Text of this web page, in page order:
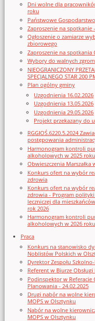
Dni wolne dla
roku
Państwowe
Zaproszenie na spotkanie
Ogłoszenie o zamiarze
zbiorowego
Zaproszenie na spotkania
Wybory do walnych
NIEOGRANICZONY
SPECJALNEGO STAR 200
Plan ogólny gminy
Uzgodnienia 16.02.2026
Uzgodnienia 13.05.2026
Uzgodnienia 29.05.2026
Projekt przekazany do
RGGIOŚ.6220.5.2024
postępowania
Harmonogram kontroli
alkoholowych w 2025
Obwieszczenia
Konkurs ofert na wybór
zdrowia
Konkurs ofert na wybór
zdrowia - Program
leczniczej dla
rok 2026
Harmonogram kontroli
alkoholowych w 2026
Praca
Konkurs na stanowisko
Noblistów Polskich w
Dyrektor Zespołu
Referent w Biurze
Podinspektor w Referacie
Planowania - 24.02.2025
Drugi nabór na wolne
MOPS w Olsztynku
Nabór na wolne
MOPS w Olsztynku